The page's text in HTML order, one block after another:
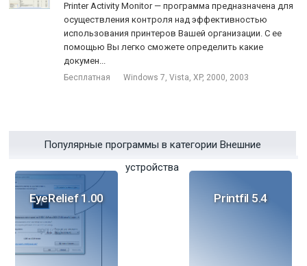
Printer Activity Monitor — программа предназначена для
осуществления контроля над эффективностью
использования принтеров Вашей организации. С ее
помощью Вы легко сможете определить какие
докумен...
Бесплатная Windows 7, Vista, XP, 2000, 2003
Популярные программы в категории Внешние
устройства
EyeRelief 1.00 Printfil 5.4